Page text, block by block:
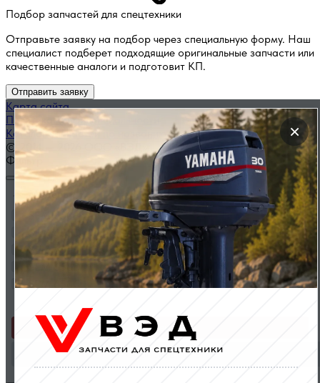
Подбор запчастей для спецтехники
Отправьте заявку на подбор через специальную форму. Наш
специалист подберет подходящие оригинальные запчасти или
качественные аналоги и подготовит КП.
Отправить заявку
×
Карта сайта
Политика конфиденциальности
Каталог запчастей по названию
© 2014 — 2026 ООО «ВЭД»
Фильтр
Модель
SEM 650B
SEM 655D
SEM 656B
SEM 656D
SEM 658C
Применить
Сбросить фильтр